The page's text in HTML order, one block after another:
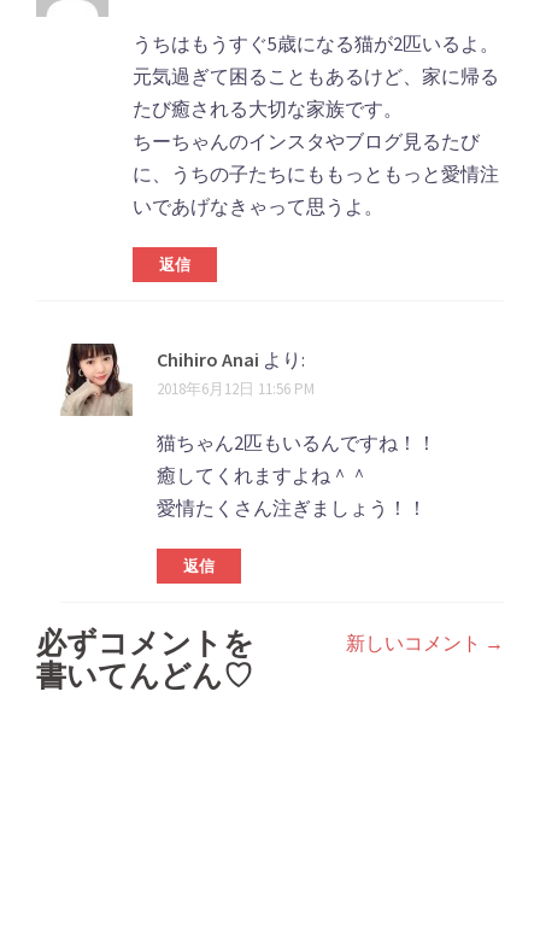
うちはもうすぐ5歳になる猫が2匹いるよ。
元気過ぎて困ることもあるけど、家に帰る
たび癒される大切な家族です。
ちーちゃんのインスタやブログ見るたび
に、うちの子たちにももっともっと愛情注
いであげなきゃって思うよ。
返信
Chihiro Anai より:
2018年6月12日 11:56 PM
猫ちゃん2匹もいるんですね！！
癒してくれますよね＾＾
愛情たくさん注ぎましょう！！
返信
コ
メ
新しいコメント →
必ずコメントを
書いてんどん♡